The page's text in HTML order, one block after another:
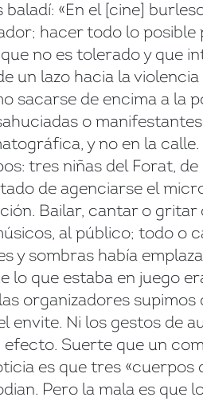
«En el [cine]
hacer todo lo
no es tolerado y que
un lazo hacia la
sacarse de encima a la
o
y no en la calle.
tres niñas del Forat,
de agenciarse el
Bailar, cantar o
al público; todo o
y sombras había
lo que estaba en juego
organizadores
envite. Ni los gestos de
Suerte que un
es que tres «cuerpos
Pero la mala es que